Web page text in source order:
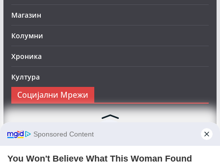
Магазин
Колумни
Хроника
Култура
Социјални Мрежи